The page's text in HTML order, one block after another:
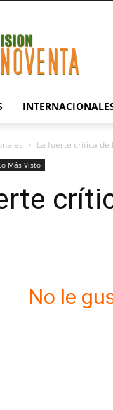
La fuerte crítica de
Más Visto
No le